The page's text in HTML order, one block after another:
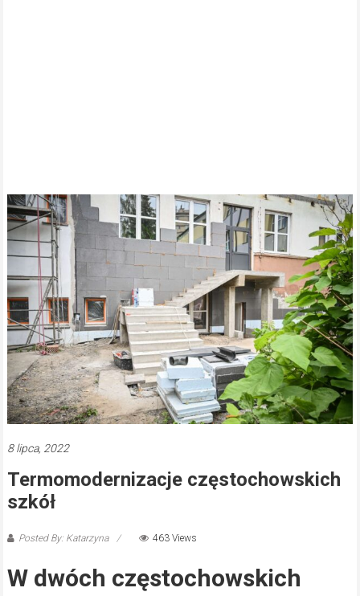
8 lipca, 2022
Termomodernizacje częstochowskich
szkół
Posted By: Katarzyna 463 Views
W dwóch częstochowskich